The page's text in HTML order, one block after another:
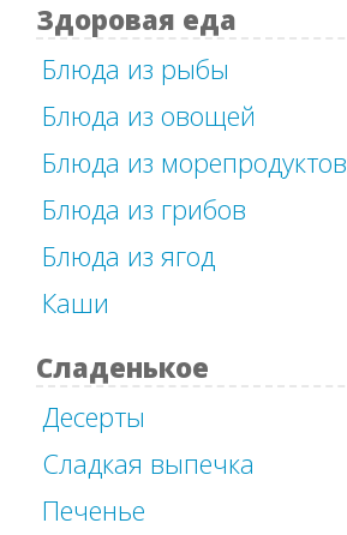
Здоровая еда
Блюда из рыбы
Блюда из овощей
Блюда из морепродуктов
Блюда из грибов
Блюда из ягод
Каши
Сладенькое
Десерты
Сладкая выпечка
Печенье